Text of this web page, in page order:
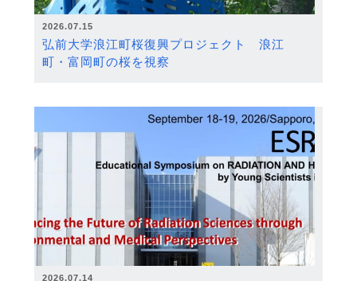
2026.07.15
弘前大学浪江町桜復興プロジェクト 浪江
町・富岡町の桜を視察
2026.07.14